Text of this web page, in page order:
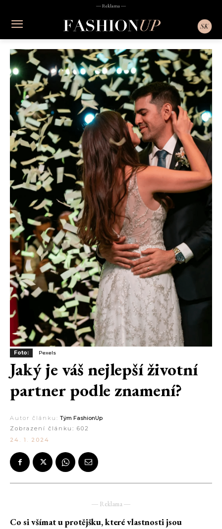
― Reklama ―
Foto: Pexels
Jaký je váš nejlepší životní
partner podle znamení?
Autor článku: Tým FashionUp
Zobrazení článku: 602
24. 1. 2024
― Reklama ―
Co si všímat u protějšku, které vlastnosti jsou